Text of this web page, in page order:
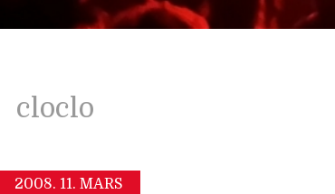
cloclo
2008. 11. MARS